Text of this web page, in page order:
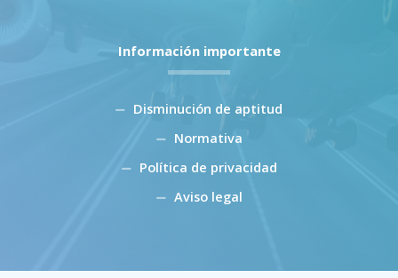
Información importante
Disminución de aptitud
Normativa
Política de privacidad
Aviso legal